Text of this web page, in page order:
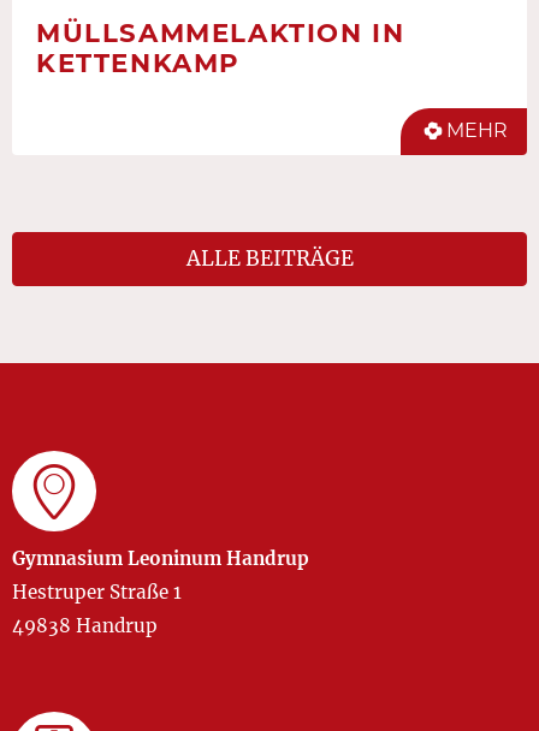
MÜLLSAMMELAKTION IN
KETTENKAMP
MEHR
ALLE BEITRÄGE
Gymnasium Leoninum Handrup
Hestruper Straße 1
49838 Handrup